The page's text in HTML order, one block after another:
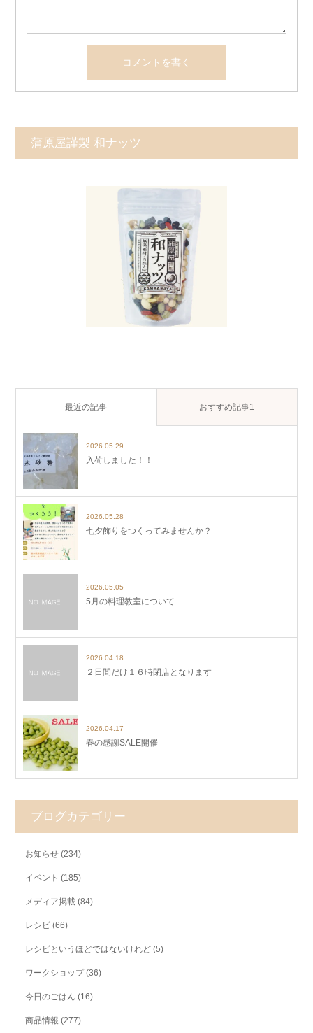
蒲原屋謹製 和ナッツ
最近の記事 おすすめ記事1
2026.05.29
入荷しました！！
2026.05.28
七夕飾りをつくってみませんか？
2026.05.05
5月の料理教室について
2026.04.18
２日間だけ１６時閉店となります
2026.04.17
春の感謝SALE開催
ブログカテゴリー
お知らせ (234)
イベント (185)
メディア掲載 (84)
レシピ (66)
レシピというほどではないけれど (5)
ワークショップ(36)
今日のごはん (16)
商品情報 (277)